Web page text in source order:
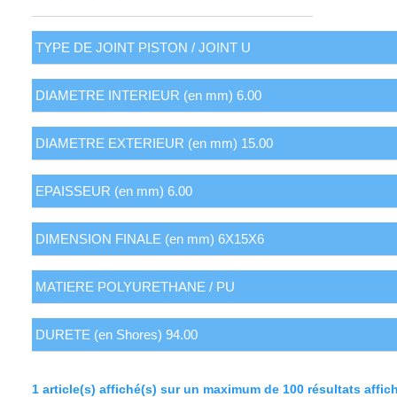
1 article(s) affiché(s) sur un maximum de 100 résultats